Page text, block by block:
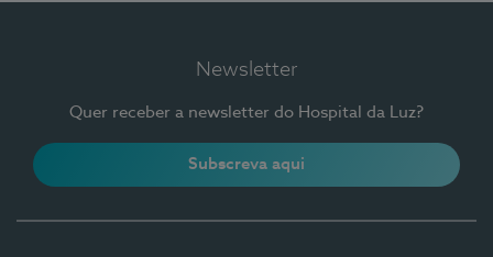
Newsletter
Quer receber a newsletter do Hospital da Luz?
Subscreva aqui